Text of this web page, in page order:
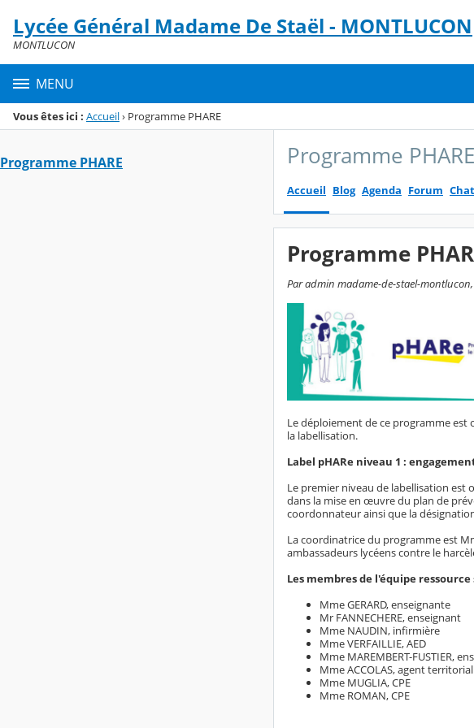
Menu de la rubrique
Contenu
Lycée Général Madame De Staël - MONTLUCON
MONTLUCON
MENU
Vous êtes ici : Accueil› Programme PHARE
Programme PHARE Programme PHARE
Accueil Blog Agenda Forum Chat
Programme
Par admin madame-de-stael-
Le déploiement de ce programme est
la labellisation.
Label pHARe niveau 1 :
Le premier niveau de labellisation est
dans la mise en œuvre du plan de
coordonnateur ainsi que la
La coordinatrice du programme est
ambassadeurs lycéens contre le
Les membres de l'équipe ressource
Mme GERARD, enseignante
Mr FANNECHERE, enseignant
Mme NAUDIN, infirmière
Mme VERFAILLIE, AED
Mme MAREMBERT-FUSTIER,
Mme ACCOLAS, agent territorial
Mme MUGLIA, CPE
Mme ROMAN, CPE